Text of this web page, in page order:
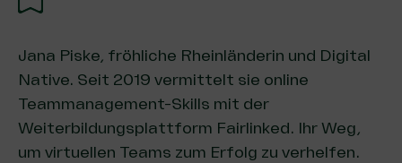
Jana Piske, fröhliche Rheinländerin und Digital
Native. Seit 2019 vermittelt sie online
Teammanagement-Skills mit der
Weiterbildungsplattform Fairlinked. Ihr Weg,
um virtuellen Teams zum Erfolg zu verhelfen.